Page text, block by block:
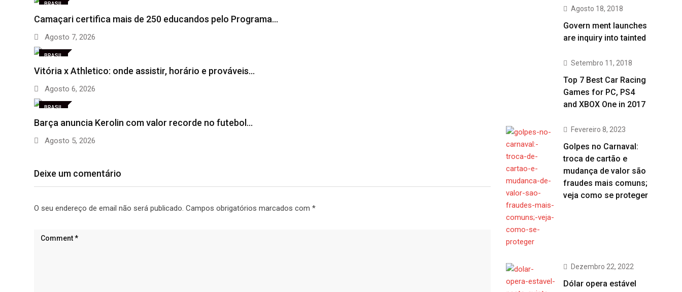
BRASIL
Camaçari certifica mais de 250 educandos pelo Programa…
Agosto 7, 2026
BRASIL
Vitória x Athletico: onde assistir, horário e prováveis…
Agosto 6, 2026
BRASIL
Barça anuncia Kerolin com valor recorde no futebol…
Agosto 5, 2026
Deixe um comentário
O seu endereço de email não será publicado. Campos obrigatórios marcados com *
Agosto 18, 2018
Govern ment launches
are inquiry into tainted
Setembro 11, 2018
Top 7 Best Car Racing
Games for PC, PS4
and XBOX One in 2017
Fevereiro 8, 2023
Golpes no Carnaval:
troca de cartão e
mudança de valor são
fraudes mais comuns;
veja como se proteger
Dezembro 22, 2022
Dólar opera estável